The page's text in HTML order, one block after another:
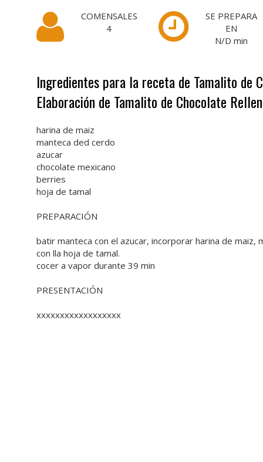
COMENSALES
4
SE PREPARA
EN
N/D min
Ingredientes para la receta de Tamalito de
Elaboración de Tamalito de Chocolate
harina de maiz
manteca ded cerdo
azucar
chocolate mexicano
berries
hoja de tamal
PREPARACIÓN
batir manteca con el azucar, incorporar harina de
con lla hoja de tamal.
cocer a vapor durante 39 min
PRESENTACIÓN
xxxxxxxxxxxxxxxxxx